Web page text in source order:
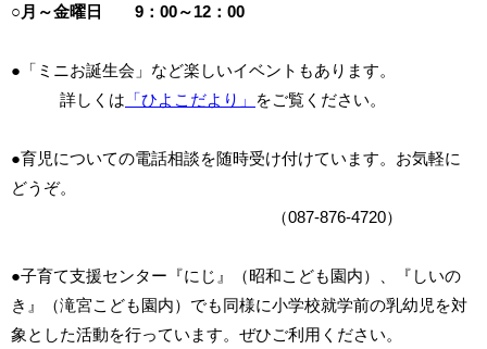
○月～金曜日 9：00～12：00
●「ミニお誕生会」など楽しいイベントもあります。
詳しくは 「ひよこだより」 をご覧ください。
●育児についての電話相談を随時受け付けています。お気軽に
どうぞ。
（087-876-4720）
●子育て支援センター『にじ』（昭和こども園内）、『しいの
き』（滝宮こども園内）でも同様に小学校就学前の乳幼児を対
象とした活動を行っています。ぜひご利用ください。